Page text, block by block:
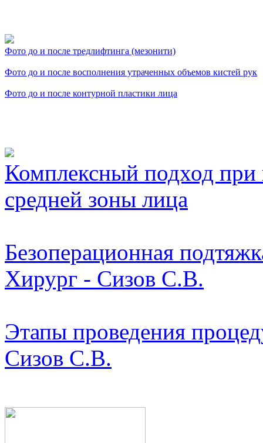
Фото до и после тредлифтинга (мезонити)
Фото до и после восполнения утраченных объемов кистей рук
Фото до и после контурной пластики лица
Комплексный подход
средней зоны лица
Безоперационная
Хирург - Сизов С.В.
Этапы проведения
Сизов С.В.